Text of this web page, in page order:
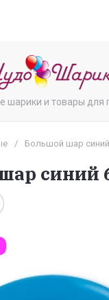
шарики и товары для
/ Большой шар
синий